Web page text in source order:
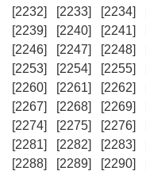
[2232]
[2233] [2234]
[2239]
[2240] [2241]
[2246]
[2247] [2248]
[2253]
[2254] [2255]
[2260]
[2261] [2262]
[2267]
[2268] [2269]
[2274]
[2275] [2276]
[2281]
[2282] [2283]
[2288]
[2289] [2290]